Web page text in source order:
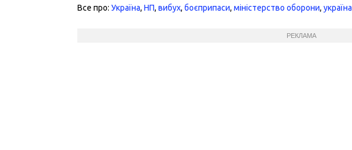
Все про:Україна,НП,вибух,боєприпаси,міністерство оборони,україна
РЕКЛАМА